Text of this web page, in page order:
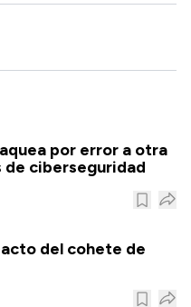
por error a otra
de ciberseguridad
del cohete de